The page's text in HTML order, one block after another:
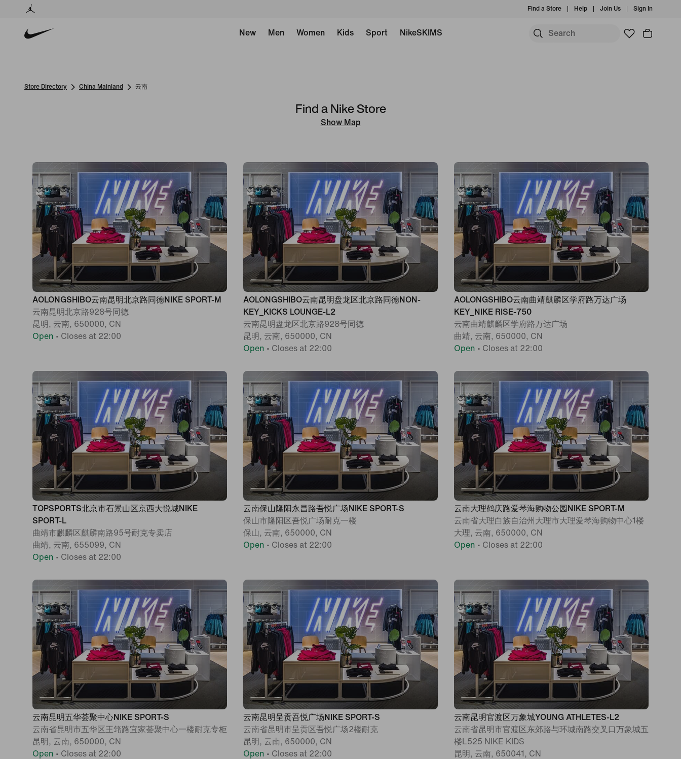
Find a Store Help Join Us Sign In
New Men Women Kids Sport NikeSKIMS
Store Directory China Mainland 云南
Find a Nike Store
Show Map
AOLONGSHIBO云南昆明北京路同德NIKE SPORT-M
云南昆明北京路928号同德
昆明, 云南, 650000, CN
Open • Closes at 22:00
AOLONGSHIBO云南昆明盘龙区北京路同德NON-
KEY_KICKS LOUNGE-L2
云南昆明盘龙区北京路928号同德
昆明, 云南, 650000, CN
Open • Closes at 22:00
AOLONGSHIBO云南曲靖麒麟区学府路万达广场
KEY_NIKE RISE-750
云南曲靖麒麟区学府路万达广场
曲靖, 云南, 650000, CN
Open • Closes at 22:00
TOPSPORTS北京市石景山区京西大悦城NIKE
SPORT-L
曲靖市麒麟区麒麟南路95号耐克专卖店
曲靖, 云南, 655099, CN
Open • Closes at 22:00
云南保山隆阳永昌路吾悦广场NIKE SPORT-S
保山市隆阳区吾悦广场耐克一楼
保山, 云南, 650000, CN
Open • Closes at 22:00
云南大理鹤庆路爱琴海购物公园NIKE SPORT-M
云南省大理白族自治州大理市大理爱琴海购物中心1楼
大理, 云南, 650000, CN
Open • Closes at 22:00
云南昆明五华荟聚中心NIKE SPORT-S
云南省昆明市五华区王筇路宜家荟聚中心一楼耐克专柜
昆明, 云南, 650000, CN
Open • Closes at 22:00
云南昆明呈贡吾悦广场NIKE SPORT-S
云南省昆明市呈贡区吾悦广场2楼耐克
昆明, 云南, 650000, CN
Open • Closes at 22:00
云南昆明官渡区万象城YOUNG ATHLETES-L2
云南省昆明市官渡区东郊路与环城南路交叉口万象城五
楼L525 NIKE KIDS
昆明, 云南, 650041, CN